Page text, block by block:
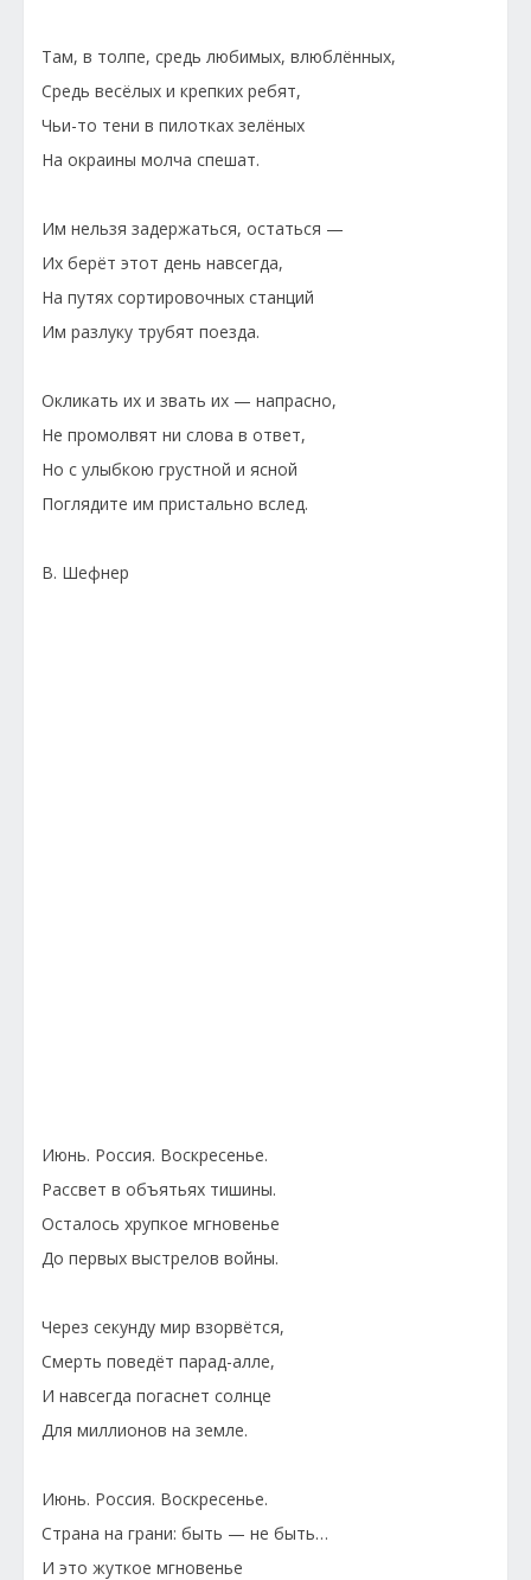
Там, в толпе, средь любимых, влюблённых,
Средь весёлых и крепких ребят,
Чьи-то тени в пилотках зелёных
На окраины молча спешат.
Им нельзя задержаться, остаться —
Их берёт этот день навсегда,
На путях сортировочных станций
Им разлуку трубят поезда.
Окликать их и звать их — напрасно,
Не промолвят ни слова в ответ,
Но с улыбкою грустной и ясной
Поглядите им пристально вслед.
В. Шефнер
Июнь. Россия. Воскресенье.
Рассвет в объятьях тишины.
Осталось хрупкое мгновенье
До первых выстрелов войны.
Через секунду мир взорвётся,
Смерть поведёт парад-алле,
И навсегда погаснет солнце
Для миллионов на земле.
Июнь. Россия. Воскресенье.
Страна на грани: быть — не быть…
И это жуткое мгновенье